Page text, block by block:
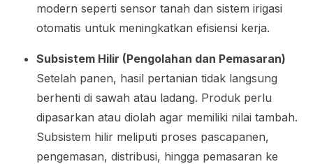
modern seperti sensor tanah dan sistem irigasi
otomatis untuk meningkatkan efisiensi kerja.
Subsistem Hilir (Pengolahan dan Pemasaran)
Setelah panen, hasil pertanian tidak langsung
berhenti di sawah atau ladang. Produk perlu
dipasarkan atau diolah agar memiliki nilai tambah.
Subsistem hilir meliputi proses pascapanen,
pengemasan, distribusi, hingga pemasaran ke